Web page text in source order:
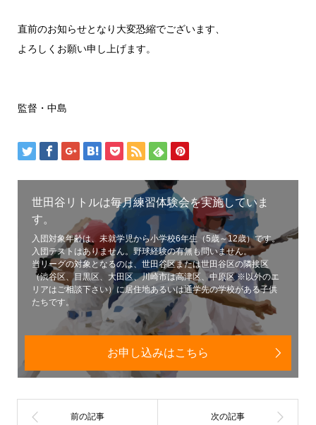
直前のお知らせとなり大変恐縮でございます、
よろしくお願い申し上げます。
監督・中島
世田谷リトルは毎月練習体験会を実施していま
す。
入団対象年齢は、未就学児から小学校6年生（5歳～12歳）です。
入団テストはありません。野球経験の有無も問いません。
当リーグの対象となるのは、世田谷区または世田谷区の隣接区
（渋谷区、目黒区、大田区、川崎市は高津区、中原区 ※以外のエ
リアはご相談下さい）に居住地あるいは通学先の学校がある子供
たちです。
お申し込みはこちら